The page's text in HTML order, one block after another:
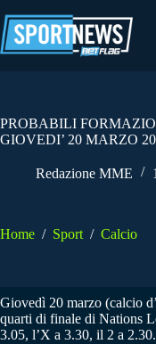
al
contenuto
PROBABILI
GIOVEDI’ 20 MARZO
Redazione MME
Home / Sport / Calcio
Giovedì 20 marzo (calcio
quarti di finale di Nations
3.05, l’X a 3.30, il 2 a 2.30.